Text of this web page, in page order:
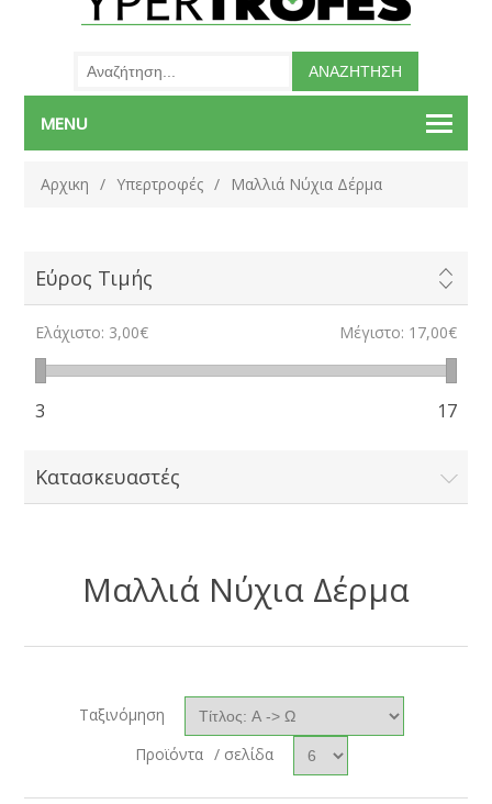
MENU
Αρχικη / Υπερτροφές / Μαλλιά Νύχια Δέρμα
Εύρος Τιμής
Ελάχιστο: 3,00€ Μέγιστο: 17,00€
3 17
Κατασκευαστές
Μαλλιά Νύχια Δέρμα
Ταξινόμηση
Προϊόντα / σελίδα